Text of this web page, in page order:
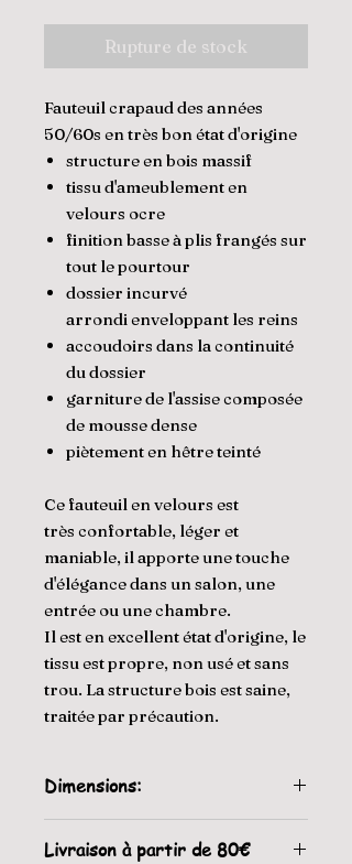
Rupture de stock
Fauteuil crapaud des années
50/60s en très bon état d'origine
structure en bois massif
tissu d'ameublement en
velours ocre
finition basse à plis frangés sur
tout le pourtour
dossier incurvé
arrondi enveloppant les reins
accoudoirs dans la continuité
du dossier
garniture de l'assise composée
de mousse dense
piètement en hêtre teinté
Ce fauteuil en velours est
très confortable, léger et
maniable, il apporte une touche
d'élégance dans un salon, une
entrée ou une chambre.
Il est en excellent état d'origine, le
tissu est propre, non usé et sans
trou. La structure bois est saine,
traitée par précaution.
Dimensions:
79 cm de hauteur,
Livraison à partir de 80€